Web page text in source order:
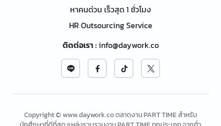
หาคนด่วน เร็วสุด 1 ชั่วโมง
HR Outsourcing Service
ติดต่อเรา:info@daywork.co
Copyright © www.daywork.co ตลาดงาน PART TIME สำหรับ